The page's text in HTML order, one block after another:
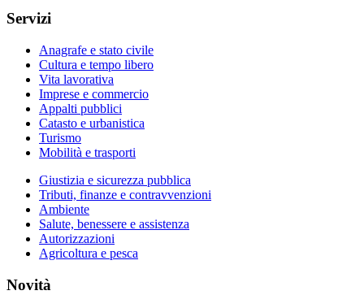
Servizi
Anagrafe e stato civile
Cultura e tempo libero
Vita lavorativa
Imprese e commercio
Appalti pubblici
Catasto e urbanistica
Turismo
Mobilità e trasporti
Giustizia e sicurezza pubblica
Tributi, finanze e contravvenzioni
Ambiente
Salute, benessere e assistenza
Autorizzazioni
Agricoltura e pesca
Novità